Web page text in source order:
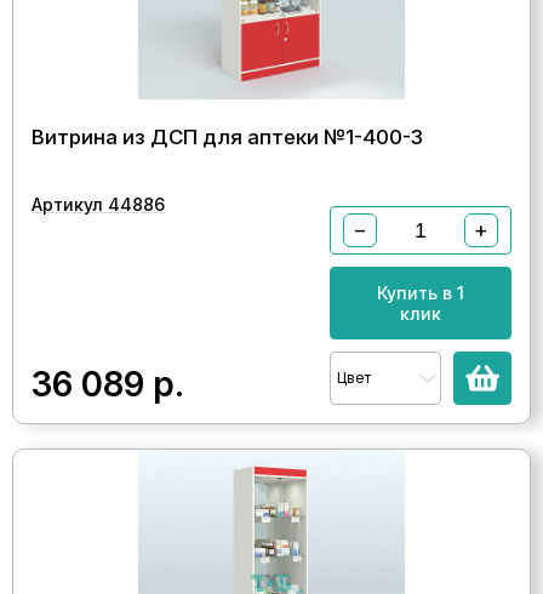
Витрина из ДСП для аптеки №1-400-3
Артикул 44886
36 089 р.
− +
Купить в 1
клик
Цвет